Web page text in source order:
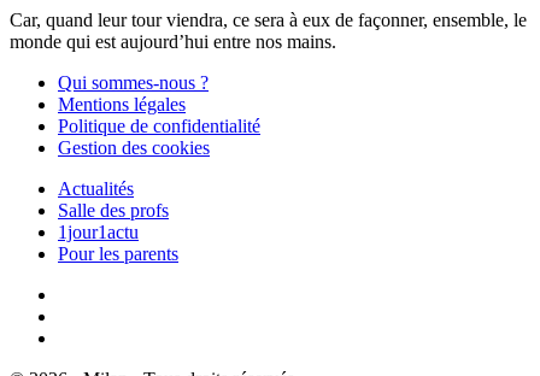
Car, quand leur tour viendra, ce sera à eux de façonner, ensemble, le
monde qui est aujourd’hui entre nos mains.
Qui sommes-nous ?
Mentions légales
Politique de confidentialité
Gestion des cookies
Actualités
Salle des profs
1jour1actu
Pour les parents